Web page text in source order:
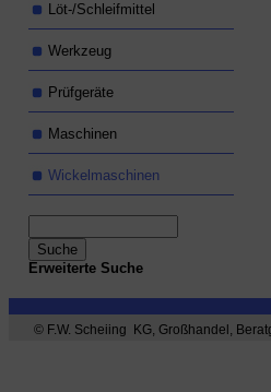
Löt-/Schleifmittel
Werkzeug
Prüfgeräte
Maschinen
Wickelmaschinen
Erweiterte Suche
© F.W. Scheiing KG, Großhandel,